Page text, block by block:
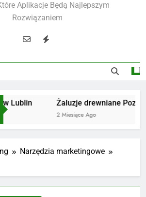
Aplikacje Będą Najlepszym
Rozwiązaniem
Lublin Żaluzje drewniane Poznań
2 Miesiące Ago
Narzędzia marketingowe